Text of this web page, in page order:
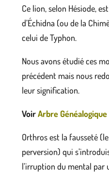
Ce lion, selon Hésiode,
d’Échidna (ou de la
celui de Typhon.
Nous avons étudié ces
précédent mais nous
leur signification.
VoirArbre Généalogique
Orthros est la fausseté
perversion) qui
l’irruption du mental par